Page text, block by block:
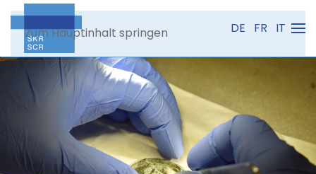
Zum Hauptinhalt springen DE FR IT